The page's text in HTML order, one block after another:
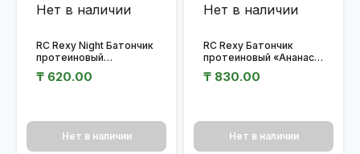
Нет в наличии
RC Rexy Night Батончик
протеиновый
₸ 620.00
Нет в наличии
Нет в наличии
RC Rexy Батончик
протеиновый «Ананас-
₸ 830.00
Нет в наличии